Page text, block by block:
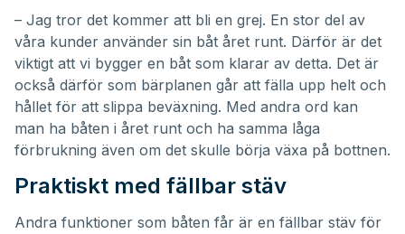
– Jag tror det kommer att bli en grej. En stor del av
våra kunder använder sin båt året runt. Därför är det
viktigt att vi bygger en båt som klarar av detta. Det är
också därför som bärplanen går att fälla upp helt och
hållet för att slippa beväxning. Med andra ord kan
man ha båten i året runt och ha samma låga
förbrukning även om det skulle börja växa på bottnen.
Praktiskt med fällbar stäv
Andra funktioner som båten får är en fällbar stäv för